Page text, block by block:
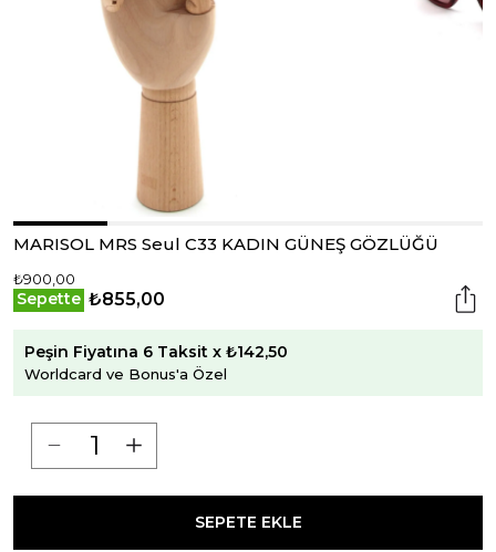
MARISOL MRS Seul C33 KADIN GÜNEŞ GÖZLÜĞÜ
₺900,00
Sepette ₺855,00
Peşin Fiyatına 6 Taksit x ₺142,50
Worldcard ve Bonus'a Özel
SEPETE EKLE